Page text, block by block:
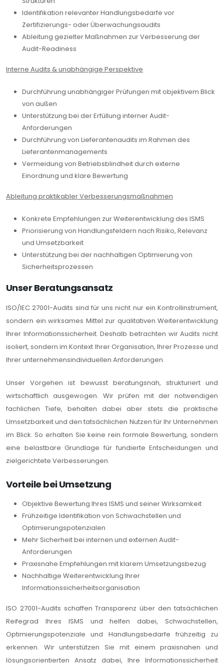
Identifikation relevanter Handlungsbedarfe vor
Zertifizierungs- oder Überwachungsaudits
Ableitung gezielter Maßnahmen zur Verbesserung der
Audit-Readiness
Interne Audits & unabhängige Perspektive
Durchführung unabhängiger Prüfungen mit objektivem Blick
von außen
Unterstützung bei der Erfüllung interner Audit-
Anforderungen
Durchführung von Lieferantenaudits im Rahmen des
Lieferantenmanagements
Vermeidung von Betriebsblindheit durch externe
Einordnung und klare Bewertung
Ableitung praktikabler Verbesserungsmaßnahmen
Konkrete Empfehlungen zur Weiterentwicklung des ISMS
Priorisierung von Handlungsfeldern nach Risiko, Relevanz
und Umsetzbarkeit
Unterstützung bei der nachhaltigen Optimierung von
Sicherheitsprozessen
Unser Beratungsansatz
ISO/IEC 27001-Audits sind für uns nicht nur ein Kontrollinstrument,
sondern ein wirksames Mittel zur qualitativen Weiterentwicklung
Ihrer Informationssicherheit. Deshalb betrachten wir Audits nicht
isoliert, sondern im Kontext Ihrer Organisation, Ihrer Prozesse und
Ihrer unternehmensindividuellen Anforderungen.
Unser Vorgehen ist bewusst beratungsnah, strukturiert und
wirtschaftlich ausgewogen. Wir prüfen mit der notwendigen
fachlichen Tiefe, behalten dabei aber stets die praktische
Umsetzbarkeit und den tatsächlichen Nutzen für Ihr Unternehmen
im Blick. So erhalten Sie keine rein formale Bewertung, sondern
eine belastbare Grundlage für fundierte Entscheidungen und
zielgerichtete Verbesserungen.
Vorteile bei Umsetzung
Objektive Bewertung Ihres ISMS und seiner Wirksamkeit
Frühzeitige Identifikation von Schwachstellen und
Optimierungspotenzialen
Mehr Sicherheit bei internen und externen Audit-
Anforderungen
Praxisnahe Empfehlungen mit klarem Umsetzungsbezug
Nachhaltige Weiterentwicklung Ihrer
Informationssicherheitsorganisation
ISO 27001-Audits schaffen Transparenz über den tatsächlichen
Reifegrad Ihres ISMS und helfen dabei, Schwachstellen,
Optimierungspotenziale und Handlungsbedarfe frühzeitig zu
erkennen. Wir unterstützen Sie mit einem praxisnahen und
lösungsorientierten Ansatz dabei, Ihre Informationssicherheit